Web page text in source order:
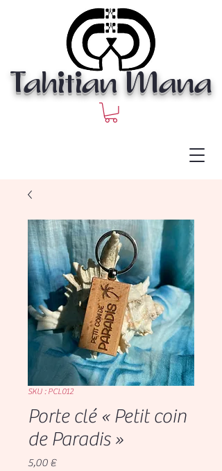
Tahitian Mana
SKU : PCL012
Porte clé « Petit coin
de Paradis »
5,00 €Prix